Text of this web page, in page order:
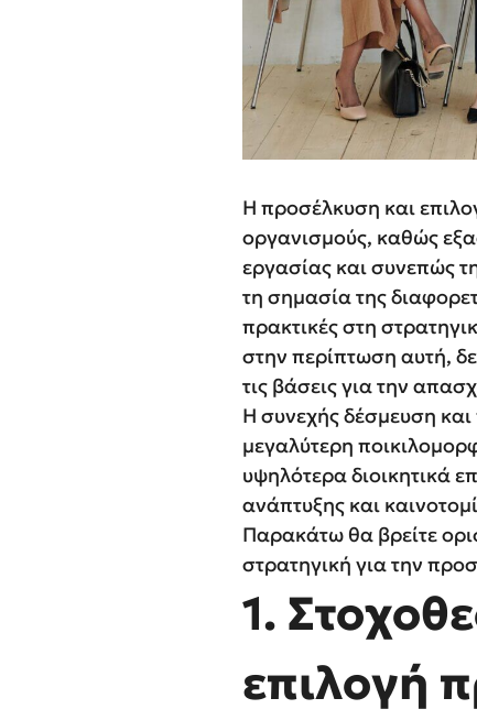
Η προσέλκυση και
οργανισμούς, καθώς
εργασίας και συνεπώς
τη σημασία της
πρακτικές στη
στην περίπτωση αυτή,
τις βάσεις για την
Η συνεχής δέσμευση
μεγαλύτερη
υψηλότερα διοικητικά
ανάπτυξης και
Παρακάτω θα βρείτε
στρατηγική για την
1.
επιλογή